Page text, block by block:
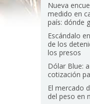
Nueva
medido en
país: dónde
Escándalo
de los
los presos
Dólar Blue:
cotización
El mercado
del peso en